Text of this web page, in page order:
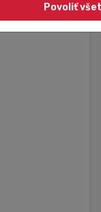
XS
XL
Povoliť